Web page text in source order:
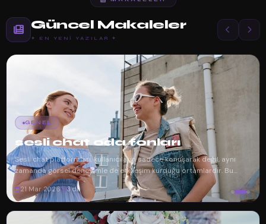
Güncel Makaleler
✦ EN YENI YAZILAR ✦
GENEL
sesli chat oda fonları
Sesli chat platformları, kullanıcıların sadece konuşarak değil, aynı
zamanda görsel deneyimle de etkileşim kurduğu ortamlardır. Bu
platformlarda ço...
21 Mar 2026 3 dk